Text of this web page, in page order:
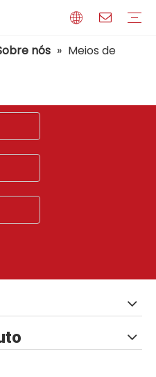
nós » Meios de